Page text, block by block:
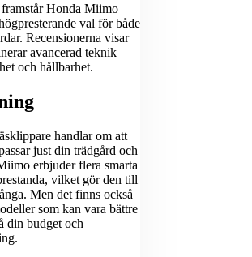
Honda Miimo
val för både
Recensionerna visar
avancerad teknik
och hållbarhet.
handlar om att
just din trädgård och
erbjuder flera smarta
vilket gör den till
Men det finns också
som kan vara bättre
din budget och